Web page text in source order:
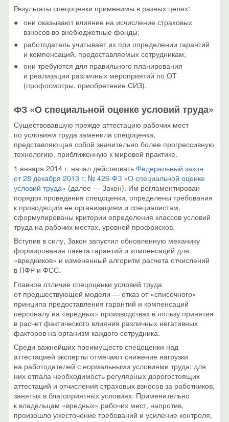
Результаты спецоценки применимы в разных целях:
они оказывают влияние на исчисление страховых
взносов во внебюджетные фонды;
работодатель учитывает их при определении гарантий
и компенсаций, предоставляемых сотрудникам;
они требуются для правильного планирования
и реализации различных мероприятий по ОТ
(профосмотры, приобретение СИЗ).
ФЗ «О специальной оценке условий труда»
Существовавшую прежде аттестацию рабочих мест
по условиям труда заменила спецоценка,
представляющая собой значительно более прогрессивную
технологию, приближенную к мировой практике.
1 января 2014 г. начал действовать Федеральный закон
от 28 декабря 2013 г. № 426-ФЗ «О специальной оценке
условий труда» (далее — Закон). Им регламентирован
порядок проведения спецоценки, определены требования
к проводящим ее организациям и специалистам,
сформулированы критерии определения классов условий
труда на рабочих местах, уровней профрисков.
Вступив в силу, Закон запустил обновленную механику
формирования пакета гарантий и компенсаций для
«вредников» и измененный алгоритм расчета отчислений
в ПФР и ФСС.
Главное отличие спецоценки условий труда
от предшествующей модели — отказ от «списочного»
принципа предоставления гарантий и компенсаций
персоналу на «вредных» производствах в пользу принятия
в расчет фактического влияния различных негативных
факторов на организм каждого сотрудника.
Среди важнейших преимуществ спецоценки над
аттестацией эксперты отмечают снижение нагрузки
на работодателей с нормальными условиями труда: для
них отпала необходимость регулярных дорогостоящих
аттестаций и отчисления страховых взносов за работников,
занятых в благоприятных условиях. Применительно
к владельцам «вредных» рабочих мест, напротив,
произошло ужесточение требований и усиление контроля,